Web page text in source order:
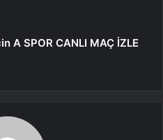
A SPOR CANLI MAÇ İZLE